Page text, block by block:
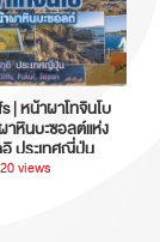
| หน้าผาโทจินโบ
หินบะซอลต์แห่ง
ประเทศญี่ปุ่น
views